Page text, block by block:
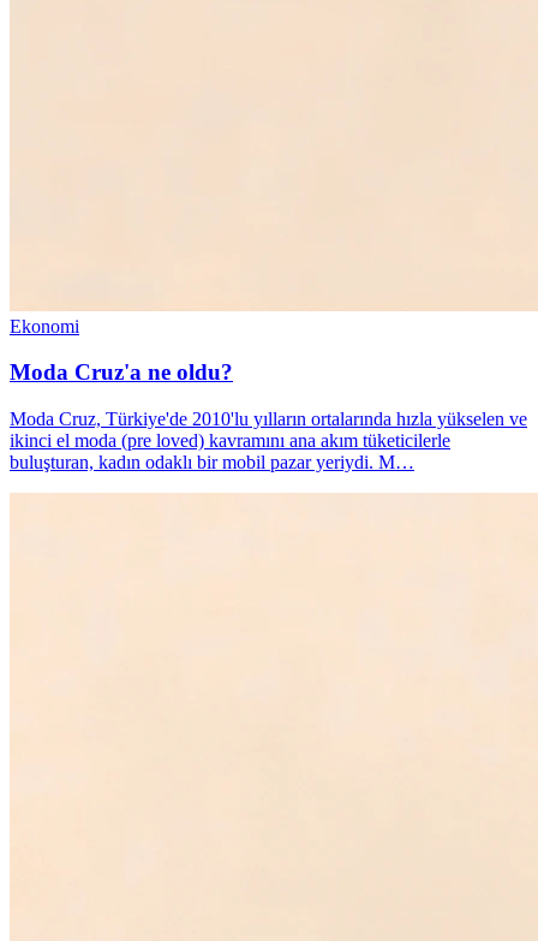
Ekonomi
Moda Cruz'a ne oldu?
Moda Cruz, Türkiye'de 2010'lu yılların ortalarında hızla yükselen ve
ikinci el moda (pre loved) kavramını ana akım tüketicilerle
buluşturan, kadın odaklı bir mobil pazar yeriydi. M…